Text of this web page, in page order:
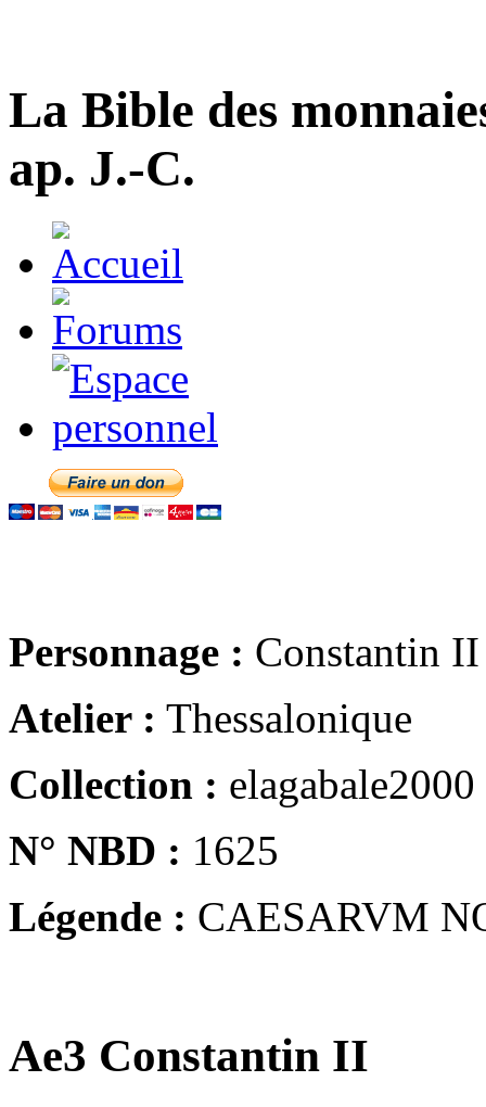
La Bible des
ap. J.-C.
Personnage : Constantin II
Atelier : Thessalonique
Collection : elagabale2000
N° NBD : 1625
Légende : CAESARVM
Ae3 Constantin II